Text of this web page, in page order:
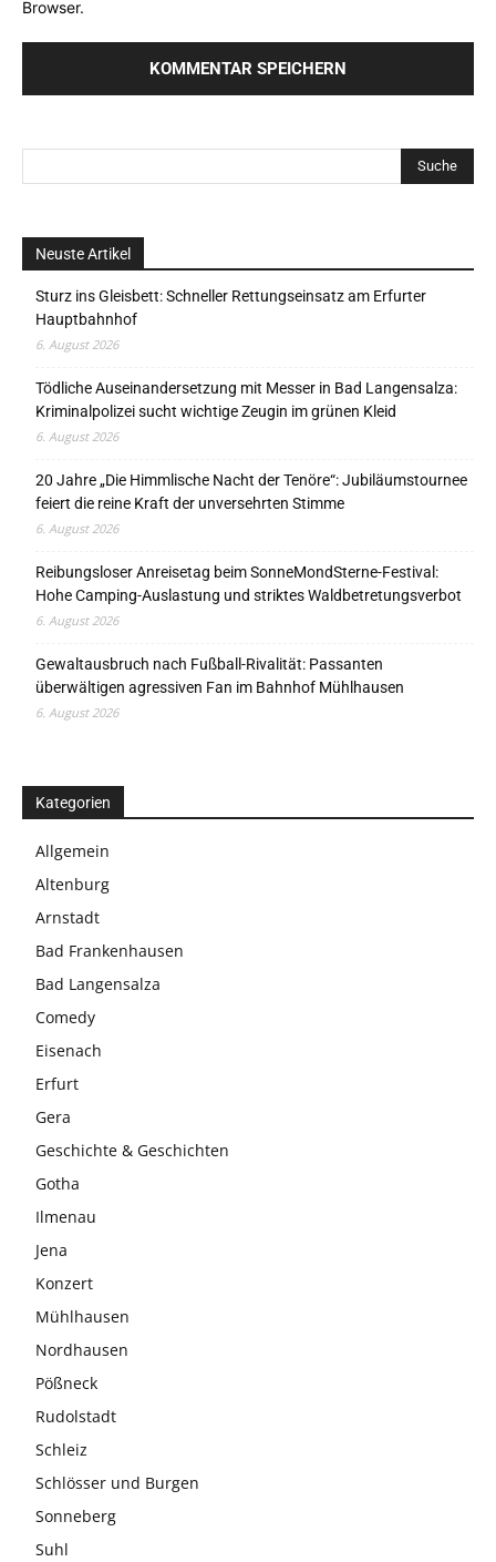
Browser.
Neuste Artikel
Sturz ins Gleisbett: Schneller Rettungseinsatz am Erfurter
Hauptbahnhof
6. August 2026
Tödliche Auseinandersetzung mit Messer in Bad Langensalza:
Kriminalpolizei sucht wichtige Zeugin im grünen Kleid
6. August 2026
20 Jahre „Die Himmlische Nacht der Tenöre“: Jubiläumstournee
feiert die reine Kraft der unversehrten Stimme
6. August 2026
Reibungsloser Anreisetag beim SonneMondSterne-Festival:
Hohe Camping-Auslastung und striktes Waldbetretungsverbot
6. August 2026
Gewaltausbruch nach Fußball-Rivalität: Passanten
überwältigen agressiven Fan im Bahnhof Mühlhausen
6. August 2026
Kategorien
Allgemein
Altenburg
Arnstadt
Bad Frankenhausen
Bad Langensalza
Comedy
Eisenach
Erfurt
Gera
Geschichte & Geschichten
Gotha
Ilmenau
Jena
Konzert
Mühlhausen
Nordhausen
Pößneck
Rudolstadt
Schleiz
Schlösser und Burgen
Sonneberg
Suhl